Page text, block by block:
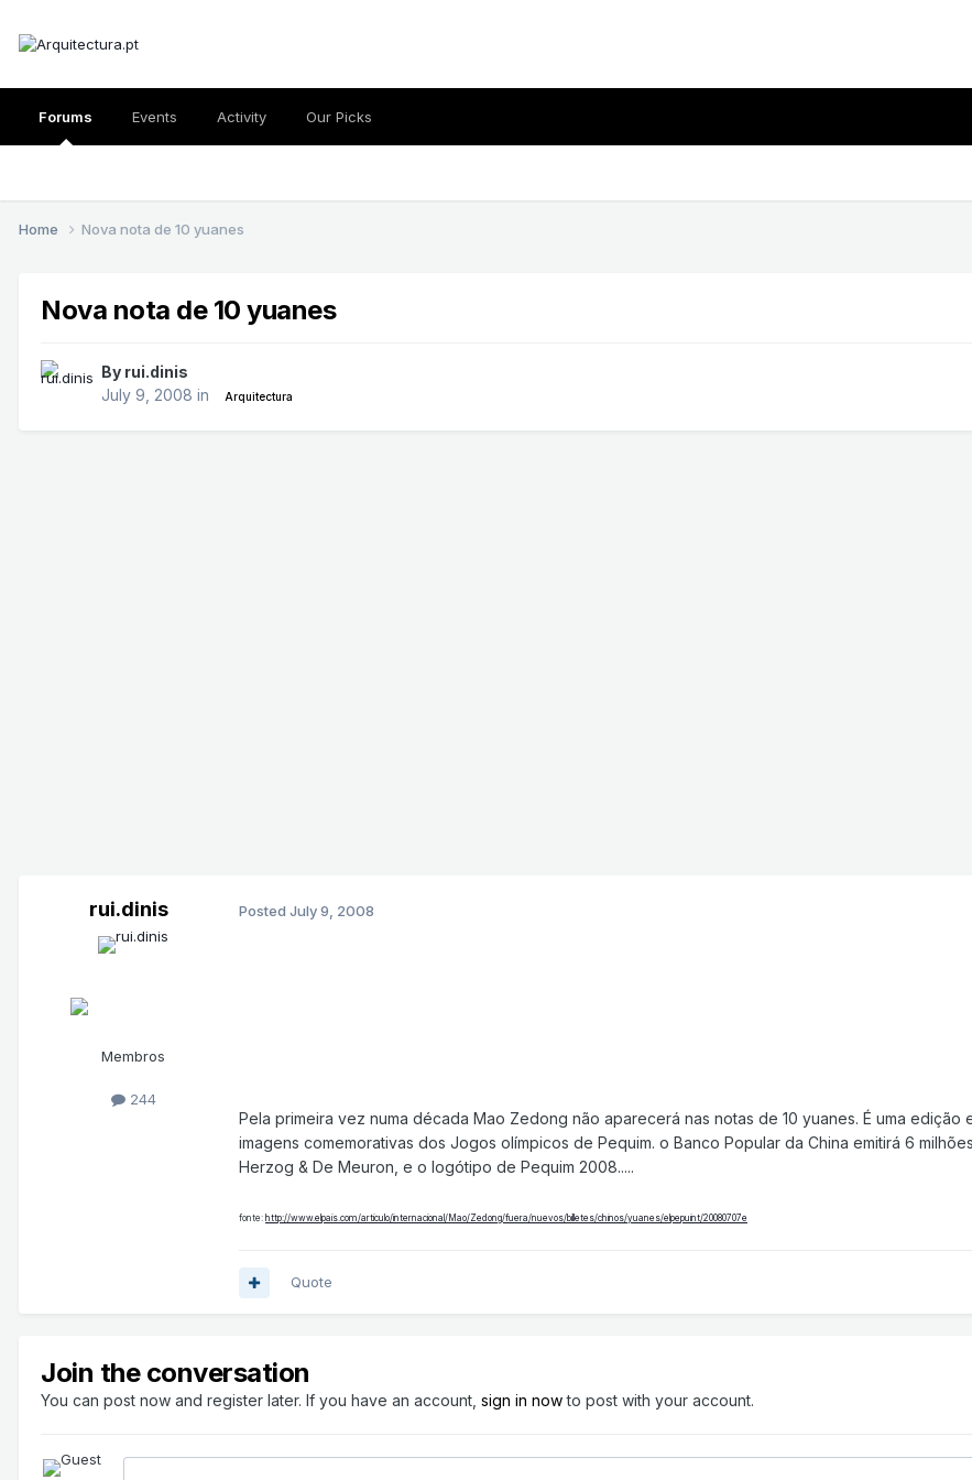
Forums Events Activity Our Picks
Home Nova nota de 10 yuanes
Nova nota de 10 yuanes
By rui.dinis
July 9, 2008 in Arquitectura
rui.dinis
Membros
244
Posted July 9, 2008
Pela primeira vez numa década Mao Zedong não aparecerá nas notas de 10 yuanes. É uma
imagens comemorativas dos Jogos olímpicos de Pequim. o Banco Popular da China emitirá 6
Herzog & De Meuron, e o logótipo de Pequim 2008.....
fonte: http://www.elpais.com/articulo/internacional/Mao/Zedong/fuera/nuevos/billetes/chinos/yuanes/elpepuint/20080707e
Quote
Join the conversation
You can post now and register later. If you have an account, sign in nowto post with your account.